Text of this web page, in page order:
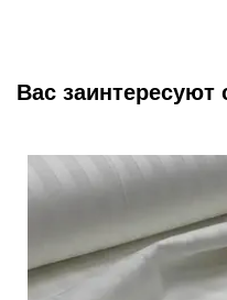
Вас заинтересуют